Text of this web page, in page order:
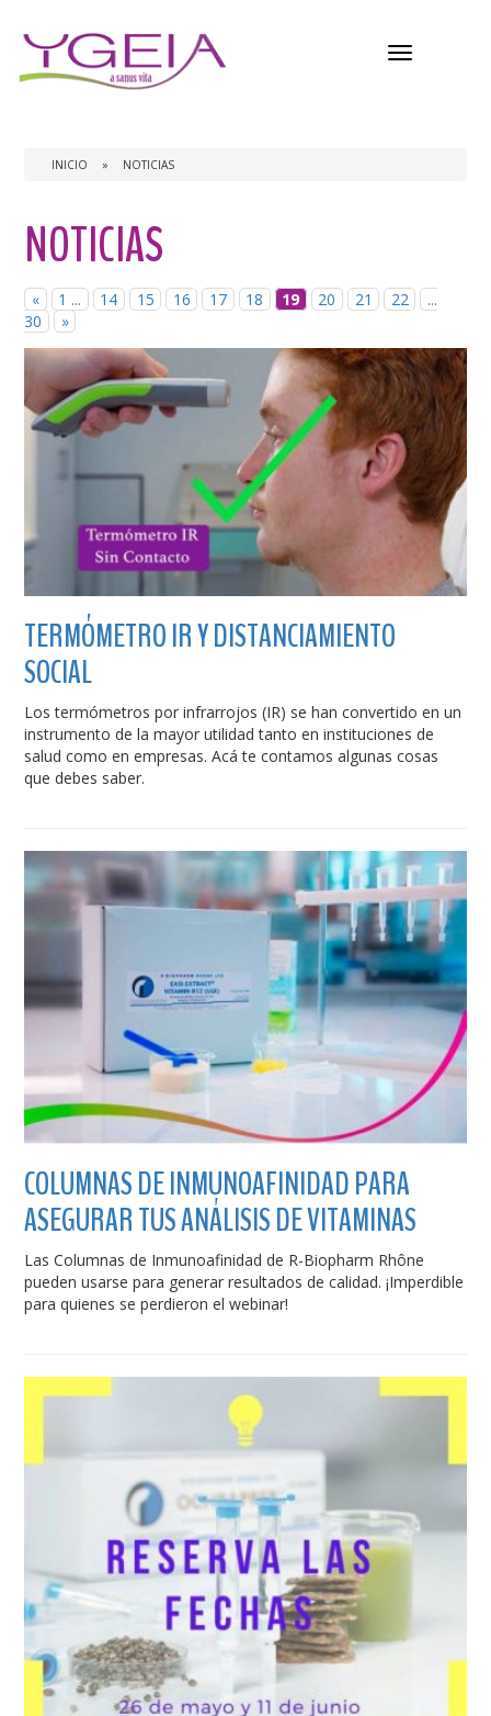
Menú
INICIO » NOTICIAS
NOTICIAS
« 1 ... 14 15 16 17 18 19 20 21 22
...
30
»
TERMÓMETRO IR Y DISTANCIAMIENTO
SOCIAL
Los termómetros por infrarrojos (IR) se han convertido en un
instrumento de la mayor utilidad tanto en instituciones de
salud como en empresas. Acá te contamos algunas cosas
que debes saber.
COLUMNAS DE INMUNOAFINIDAD PARA
ASEGURAR TUS ANÁLISIS DE VITAMINAS
Las Columnas de Inmunoafinidad de R-Biopharm Rhône
pueden usarse para generar resultados de calidad. ¡Imperdible
para quienes se perdieron el webinar!